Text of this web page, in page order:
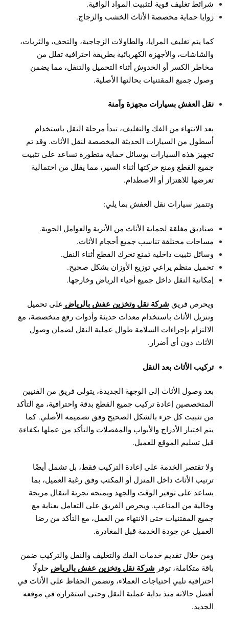
شرائط تغليف قوية لتثبيت المواد الواقية.
زوايا حماية مخصصة الأثاث الخشب والزجاج.
كما يتم تغليف المرايا، والطاولات الزجاجية، والتحف، والثريات،
والشاشات، والأجهزة الكهربائية بطريقة احترافية تقلل من
مخاطر الكسر أو الخدوش أثناء التحميل والتنقل، مما يضمن
وصول جميع المقتنيات بحالتها الأصلية.
نقل العفش بسيارات مجهزة وآمنة
بعد الانتهاء من الفك والتغليف، تبدأ مرحلة النقل باستخدام
أسطول من السيارات الحديثة المخصصة لنقل الأثاث. وقد تم
تجهيز هذه السيارات بوسائل حماية متطورة تساعد على تثبيت
جميع القطع ومنع حركتها أثناء السير، مما يقلل من احتمالية
تعرضها للاهتزاز أو الاصطدام.
وتتميز سيارات نقل العفش بما يلي:
صناديق مغلقة لحماية الأثاث من الأتربة والعوامل الجوية.
مساحات مختلفة تناسب جميع أحجام الأثاث.
وسائل تثبيت داخلية تمنع تحرك القطع أثناء النقل.
تحميل منظم يراعي توزيع الأوزان بشكل صحيح.
إمكانية النقل داخل جميع أحياء الرياض وخارجها.
ويحرص فريق شركة نقل وتخزين عفش بالرياض على تحميل
وتنزيل الأثاث باستخدام معدات حديثة وأدوات رفع متخصصة، مع
الالتزام بإجراءات السلامة طوال عملية النقل لضمان وصول
الأثاث دون أي أضرار.
تركيب الأثاث بعد النقل
بعد وصول الأثاث إلى الوجهة الجديدة، يتولى فريق من الفنيين
المتخصصين إعادة تركيب جميع القطع بدقة واحترافية، مع التأكد
من تثبيت كل جزء بالشكل الصحيح وفق تصميمه الأصلي. كما
يتم اختبار الأدراج والأبواب والمفصلات والتأكد من عملها بكفاءة
قبل تسليم الموقع للعميل.
ولا تقتصر الخدمة على إعادة التركيب فقط، بل تشمل أيضًا
ترتيب الأثاث داخل المنزل أو المكتب وفق رغبة العميل، بما
يساعد على توفير الوقت والجهد ويمنحه تجربة انتقال مريحة
وخالية من المتاعب. ويحرص الفريق على التعامل بعناية مع
جميع المقتنيات حتى الانتهاء من العمل، مع التأكد من رضا
العميل عن جودة الخدمة قبل المغادرة.
ومن خلال تقديم خدمات الفك والتغليف والنقل والتركيب ضمن
باقة متكاملة، توفر شركة نقل وتخزين عفش بالرياض حلولًا
احترافيه تلبي احتياجات العملاء، وتضمن الحفاظ على الأثاث في
أفضل حالاته منذ بداية عملية النقل وحتى استقراره في موقعه
الجديد.